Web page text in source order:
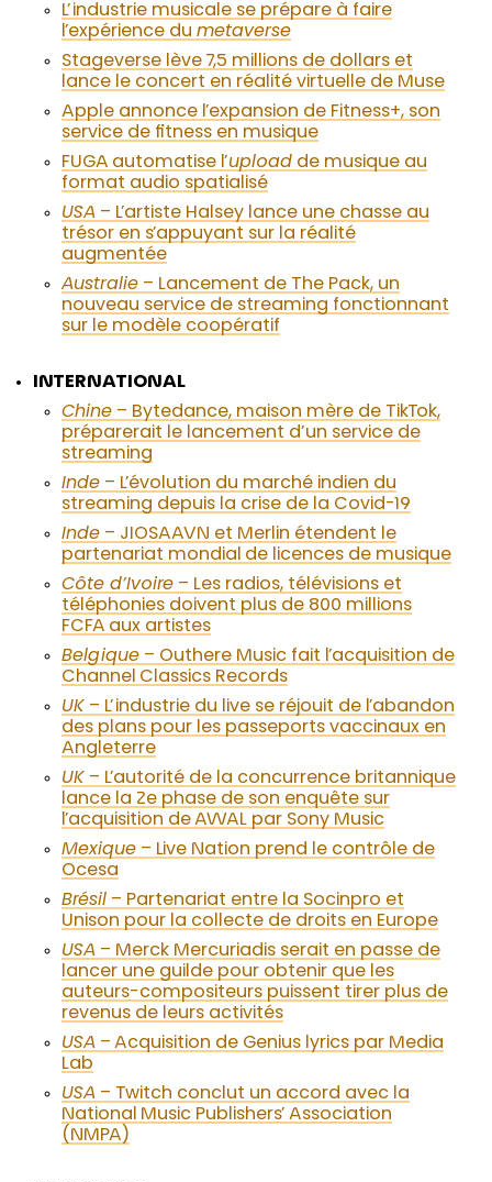
L’industrie musicale se prépare à faire
l’expérience du metaverse
Stageverse lève 7,5 millions de dollars et
lance le concert en réalité virtuelle de Muse
Apple annonce l’expansion de Fitness+, son
service de fitness en musique
FUGA automatise l’upload de musique au
format audio spatialisé
USA – L’artiste Halsey lance une chasse au
trésor en s’appuyant sur la réalité
augmentée
Australie – Lancement de The Pack, un
nouveau service de streaming fonctionnant
sur le modèle coopératif
INTERNATIONAL
Chine – Bytedance, maison mère de TikTok,
préparerait le lancement d’un service de
streaming
Inde – L’évolution du marché indien du
streaming depuis la crise de la Covid-19
Inde – JIOSAAVN et Merlin étendent le
partenariat mondial de licences de musique
Côte d’Ivoire – Les radios, télévisions et
téléphonies doivent plus de 800 millions
FCFA aux artistes
Belgique – Outhere Music fait l’acquisition de
Channel Classics Records
UK – L’industrie du live se réjouit de l’abandon
des plans pour les passeports vaccinaux en
Angleterre
UK – L’autorité de la concurrence britannique
lance la 2e phase de son enquête sur
l’acquisition de AWAL par Sony Music
Mexique – Live Nation prend le contrôle de
Ocesa
Brésil – Partenariat entre la Socinpro et
Unison pour la collecte de droits en Europe
USA – Merck Mercuriadis serait en passe de
lancer une guilde pour obtenir que les
auteurs-compositeurs puissent tirer plus de
revenus de leurs activités
USA – Acquisition de Genius lyrics par Media
Lab
USA – Twitch conclut un accord avec la
National Music Publishers’ Association
(NMPA)